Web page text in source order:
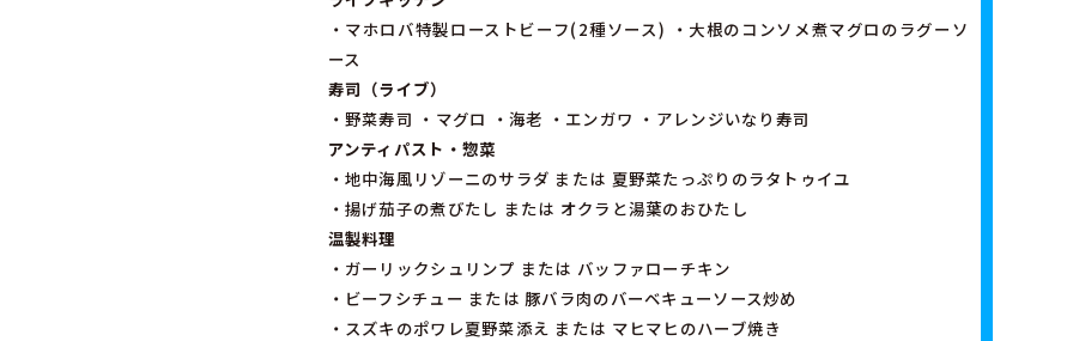
・マホロバ特製ローストビーフ(2種ソース) ・大根のコンソメ煮マグロのラグーソ
ース
寿司（ライブ）
・野菜寿司 ・マグロ ・海老 ・エンガワ ・アレンジいなり寿司
アンティパスト・惣菜
・地中海風リゾーニのサラダ または 夏野菜たっぷりのラタトゥイユ
・揚げ茄子の煮びたし または オクラと湯葉のおひたし
温製料理
・ガーリックシュリンプ または バッファローチキン
・ビーフシチュー または 豚バラ肉のバーベキューソース炒め
・スズキのポワレ夏野菜添え または マヒマヒのハーブ焼き